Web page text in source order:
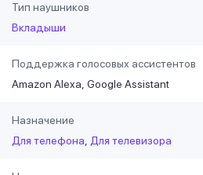
Тип наушников
Вкладыши
Поддержка голосовых ассистентов
Amazon Alexa Google Assistant
Назначение
Для телефона Для телевизора